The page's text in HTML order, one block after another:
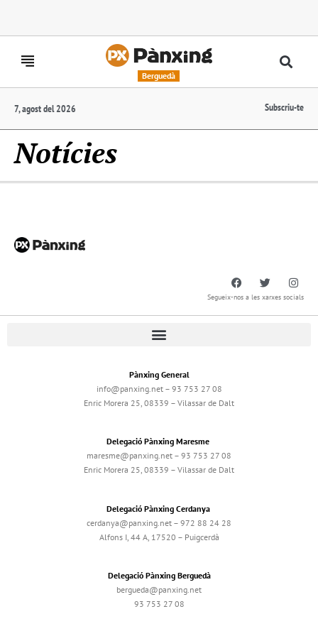
Berguedà
7, agost del 2026 Subscriu-te
Notícies
Segueix-nos a les xarxes socials
Pànxing General
info@panxing.net – 93 753 27 08
Enric Morera 25, 08339 – Vilassar de Dalt
Delegació Pànxing Maresme
maresme@panxing.net – 93 753 27 08
Enric Morera 25, 08339 – Vilassar de Dalt
Delegació Pànxing Cerdanya
cerdanya@panxing.net – 972 88 24 28
Alfons I, 44 A, 17520 – Puigcerdà
Delegació Pànxing Berguedà
bergueda@panxing.net
93 753 27 08